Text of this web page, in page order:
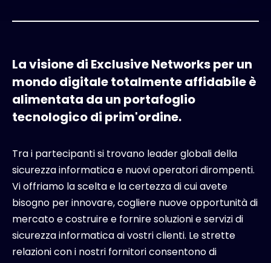
La visione di Exclusive Networks per un
mondo digitale totalmente affidabile è
alimentata da un portafoglio
tecnologico di prim'ordine.
Tra i partecipanti si trovano leader globali della
sicurezza informatica e nuovi operatori dirompenti.
Vi offriamo la scelta e la certezza di cui avete
bisogno per innovare, cogliere nuove opportunità di
mercato e costruire e fornire soluzioni e servizi di
sicurezza informatica ai vostri clienti. Le strette
relazioni con i nostri fornitori consentono di